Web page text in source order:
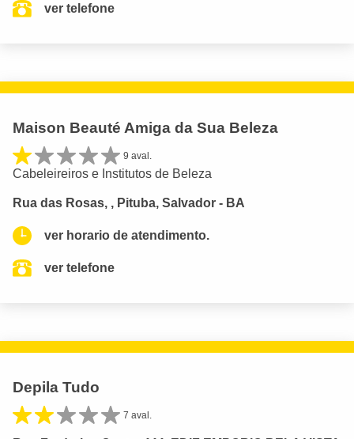
ver telefone
Maison Beauté Amiga da Sua Beleza
9 aval.
Cabeleireiros e Institutos de Beleza
Rua das Rosas, , Pituba, Salvador - BA
ver horario de atendimento.
ver telefone
Depila Tudo
7 aval.